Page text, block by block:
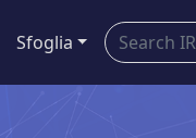
Sfoglia